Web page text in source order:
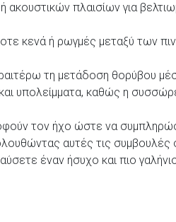
πλαισίων για
κενά ή ρωγμές μεταξύ των
τη μετάδοση θορύβου
υπολείμματα, καθώς η
τον ήχο ώστε να
αυτές τις συμβουλές
έναν ήσυχο και πιο